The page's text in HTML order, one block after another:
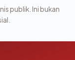
publik. Ini bukan